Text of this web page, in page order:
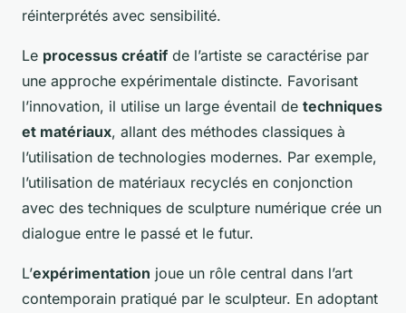
réinterprétés avec sensibilité.
Le processus créatif de l’artiste se caractérise par
une approche expérimentale distincte. Favorisant
l’innovation, il utilise un large éventail de techniques
et matériaux, allant des méthodes classiques à
l’utilisation de technologies modernes. Par exemple,
l’utilisation de matériaux recyclés en conjonction
avec des techniques de sculpture numérique crée un
dialogue entre le passé et le futur.
L’expérimentation joue un rôle central dans l’art
contemporain pratiqué par le sculpteur. En adoptant